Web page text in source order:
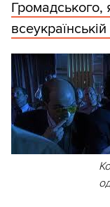
Громадського,